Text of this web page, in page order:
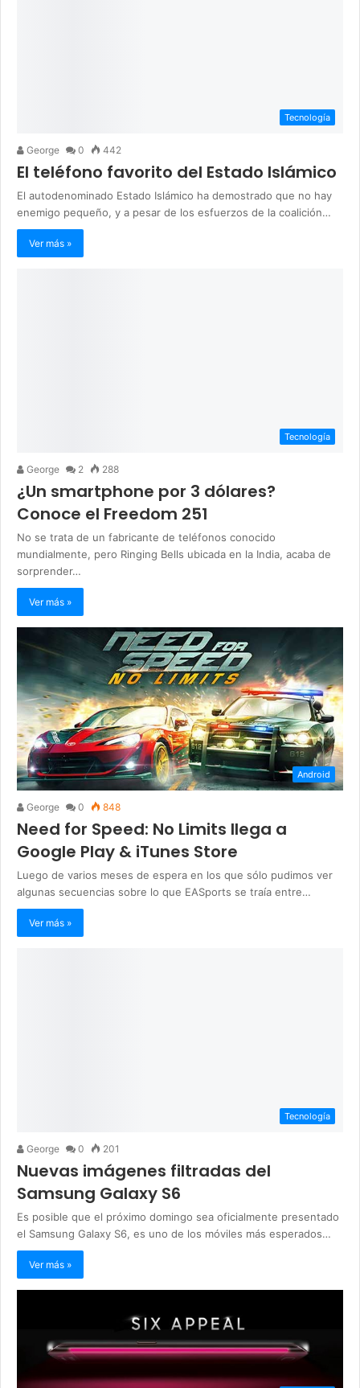
Tecnología
George 0 442
El teléfono favorito del Estado Islámico
El autodenominado Estado Islámico ha demostrado que no hay
enemigo pequeño, y a pesar de los esfuerzos de la coalición…
Ver más »
Tecnología
George 2 288
¿Un smartphone por 3 dólares?
Conoce el Freedom 251
No se trata de un fabricante de teléfonos conocido
mundialmente, pero Ringing Bells ubicada en la India, acaba de
sorprender…
Ver más »
Android
George 0 848
Need for Speed: No Limits llega a
Google Play & iTunes Store
Luego de varios meses de espera en los que sólo pudimos ver
algunas secuencias sobre lo que EASports se traía entre…
Ver más »
Tecnología
George 0 201
Nuevas imágenes filtradas del
Samsung Galaxy S6
Es posible que el próximo domingo sea oficialmente presentado
el Samsung Galaxy S6, es uno de los móviles más esperados…
Ver más »